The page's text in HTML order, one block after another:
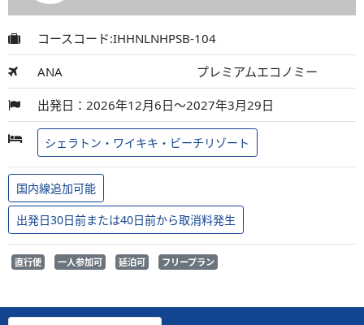
コースコード:IHHNLNHPSB-104
ANA プレミアムエコノミー
出発日：2026年12月6日～2027年3月29日
シェラトン・ワイキキ・ビーチリゾート
国内線追加可能
出発日30日前または40日前から取消料発生
直行便 一人参加可 延泊可 フリープラン